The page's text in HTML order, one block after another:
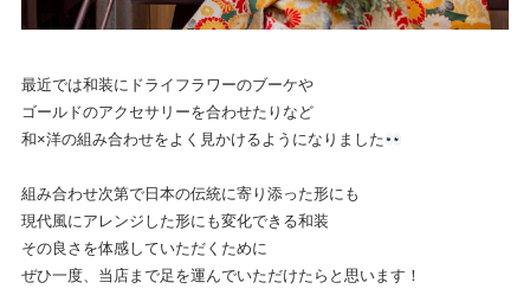
最近では和装にドライフラワーのブーケや
ゴールドのアクセサリーを合わせたりなど
和×洋の組み合わせをよく見かけるようになりました
組み合わせ次第で日本の伝統に寄り添った形にも
現代風にアレンジした形にも変化できる和装
その良さを体感していただくために
ぜひ一度、当店まで足を運んでいただけたらと思います！